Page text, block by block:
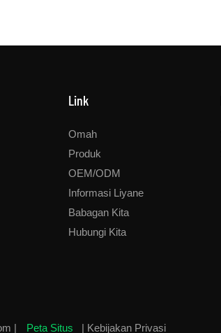
Link
Omah
Produk
OEM/ODM
Informasi Liyane
Babagan Kita
Hubungi Kita
| Peta Situs | Kebijakan Privasi